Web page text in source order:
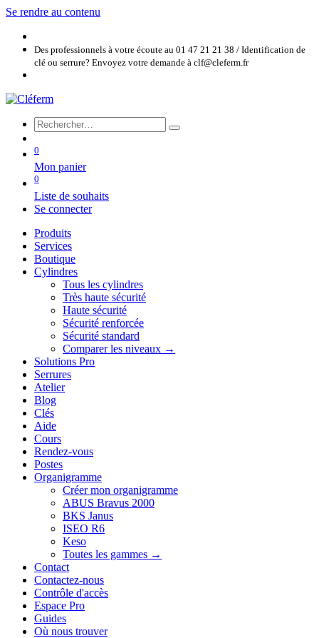
Se rendre au contenu
Des professionnels à votre écoute au 01 47 21 21 38 / Identification de
clé ou serrure? Envoyez votre demande à clf@cleferm.fr
0
Mon panier
0
Liste de souhaits
Se connecter
Produits
Services
Boutique
Cylindres
Tous les cylindres
Très haute sécurité
Haute sécurité
Sécurité renforcée
Sécurité standard
Comparer les niveaux →
Solutions Pro
Serrures
Atelier
Blog
Clés
Aide
Cours
Rendez-vous
Postes
Organigramme
Créer mon organigramme
ABUS Bravus 2000
BKS Janus
ISEO R6
Keso
Toutes les gammes →
Contact
Contactez-nous
Contrôle d'accès
Espace Pro
Guides
Où nous trouver